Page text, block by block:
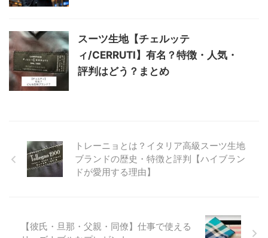
スーツ生地【チェルッテ
ィ/CERRUTI】有名？特徴・人気・
評判はどう？まとめ
トレーニョとは？イタリア高級スーツ生地
ブランドの歴史・特徴と評判【ハイブラン
ドが愛用する理由】
【彼氏・旦那・父親・同僚】仕事で使える